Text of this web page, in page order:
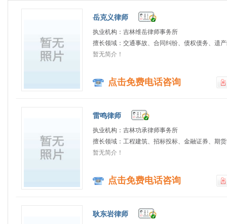
岳克义律师
执业机构：吉林维岳律师事务所
擅长领域：交通事故、合同纠纷、债权债务、遗
暂无简介！
点击免费电话咨询
雷鸣律师
执业机构：吉林功承律师事务所
擅长领域：工程建筑、招标投标、金融证券、期
暂无简介！
点击免费电话咨询
耿东岩律师